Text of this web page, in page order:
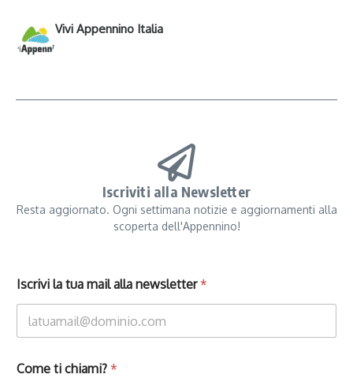
Vivi Appennino Italia
Iscriviti alla Newsletter
Resta aggiornato. Ogni settimana notizie e aggiornamenti alla
scoperta dell'Appennino!
Iscrivi la tua mail alla newsletter*
Come ti chiami? *